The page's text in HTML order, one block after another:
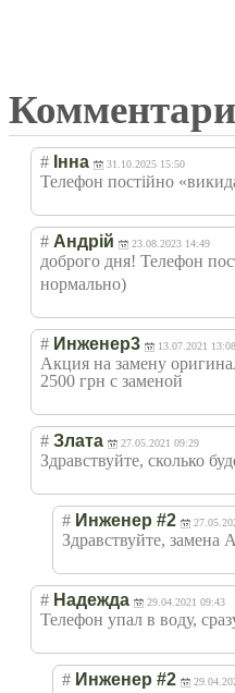
# Інна 31.10.2025 15:50
Телефон постійно
# Андрій 23.08.2023 14:49
доброго дня! Телефон
нормально)
# Инженер3 13.07.2021 13:08
Акция на замену
2500 грн с заменой
# Злата 27.05.2021 09:29
Здравствуйте, сколько
# Инженер #2
Здравствуйте, замена
# Надежда 29.04.2021 09:43
Телефон упал в воду,
# Инженер #2